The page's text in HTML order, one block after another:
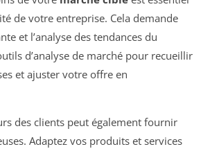
de votre entreprise. Cela demande
et l’analyse des tendances du
d’analyse de marché pour recueillir
et ajuster votre offre en
des clients peut également fournir
Adaptez vos produits et services